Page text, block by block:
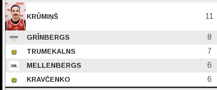
KRŪMIŅŠ 11
GRĪNBERGS 8
TRUMEKALNS 7
MELLENBERGS 6
KRAVČENKO
6